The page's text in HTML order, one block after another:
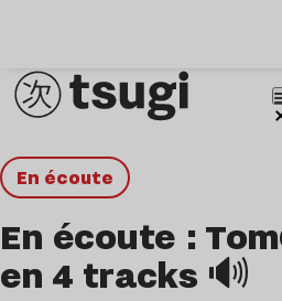
en écoute
En écoute :
en 4 tracks 🔊